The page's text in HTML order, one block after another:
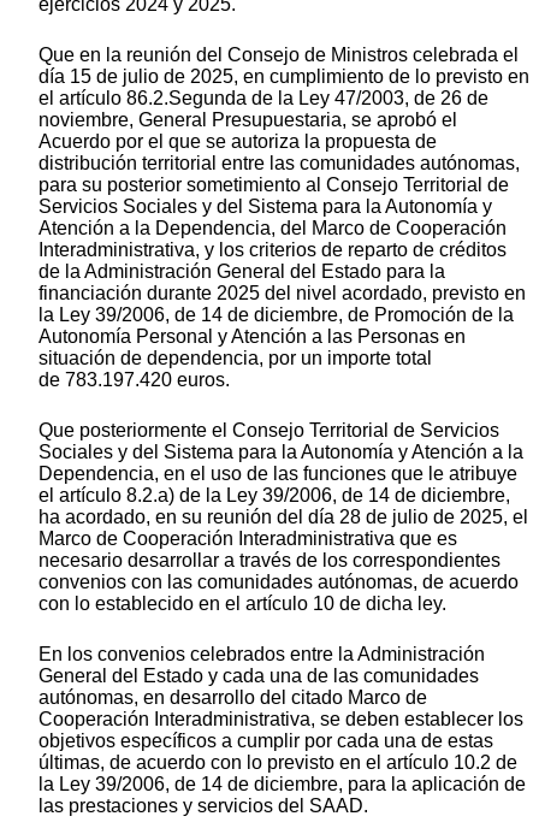
ejercicios 2024 y 2025.
Que en la reunión del Consejo de Ministros celebrada el
día 15 de julio de 2025, en cumplimiento de lo previsto en
el artículo 86.2.Segunda de la Ley 47/2003, de 26 de
noviembre, General Presupuestaria, se aprobó el
Acuerdo por el que se autoriza la propuesta de
distribución territorial entre las comunidades autónomas,
para su posterior sometimiento al Consejo Territorial de
Servicios Sociales y del Sistema para la Autonomía y
Atención a la Dependencia, del Marco de Cooperación
Interadministrativa, y los criterios de reparto de créditos
de la Administración General del Estado para la
financiación durante 2025 del nivel acordado, previsto en
la Ley 39/2006, de 14 de diciembre, de Promoción de la
Autonomía Personal y Atención a las Personas en
situación de dependencia, por un importe total
de 783.197.420 euros.
Que posteriormente el Consejo Territorial de Servicios
Sociales y del Sistema para la Autonomía y Atención a la
Dependencia, en el uso de las funciones que le atribuye
el artículo 8.2.a) de la Ley 39/2006, de 14 de diciembre,
ha acordado, en su reunión del día 28 de julio de 2025, el
Marco de Cooperación Interadministrativa que es
necesario desarrollar a través de los correspondientes
convenios con las comunidades autónomas, de acuerdo
con lo establecido en el artículo 10 de dicha ley.
En los convenios celebrados entre la Administración
General del Estado y cada una de las comunidades
autónomas, en desarrollo del citado Marco de
Cooperación Interadministrativa, se deben establecer los
objetivos específicos a cumplir por cada una de estas
últimas, de acuerdo con lo previsto en el artículo 10.2 de
la Ley 39/2006, de 14 de diciembre, para la aplicación de
las prestaciones y servicios del SAAD.